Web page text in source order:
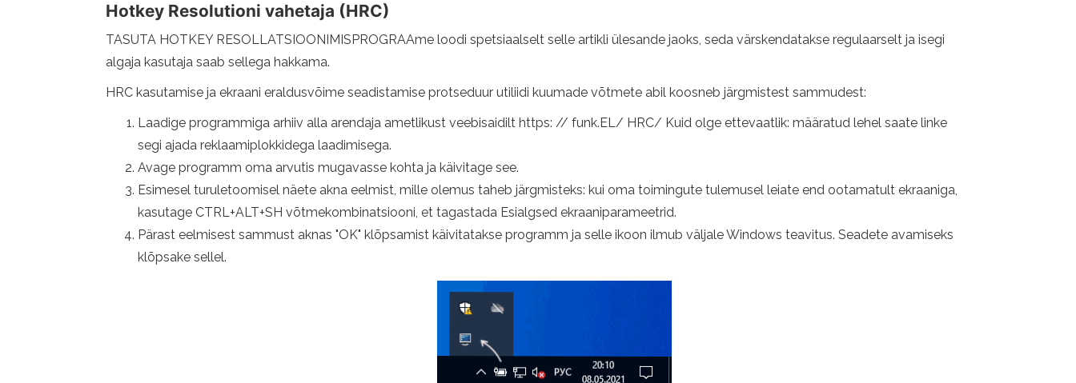
Hotkey Resolutioni vahetaja (HRC)
TASUTA HOTKEY RESOLLATSIOONIMISPROGRAAme loodi spetsiaalselt selle artikli ülesande jaoks, seda värskendatakse regulaarselt ja isegi
algaja kasutaja saab sellega hakkama.
HRC kasutamise ja ekraani eraldusvõime seadistamise protseduur utiliidi kuumade võtmete abil koosneb järgmistest sammudest:
Laadige programmiga arhiiv alla arendaja ametlikust veebisaidilt https: // funk.EL/ HRC/ Kuid olge ettevaatlik: määratud lehel saate linke
segi ajada reklaamiplokkidega laadimisega.
Avage programm oma arvutis mugavasse kohta ja käivitage see.
Esimesel turuletoomisel näete akna eelmist, mille olemus taheb järgmisteks: kui oma toimingute tulemusel leiate end ootamatult ekraaniga,
kasutage CTRL+ALT+SH võtmekombinatsiooni, et tagastada Esialgsed ekraaniparameetrid.
Pärast eelmisest sammust aknas "OK" klõpsamist käivitatakse programm ja selle ikoon ilmub väljale Windows teavitus. Seadete avamiseks
klõpsake sellel.